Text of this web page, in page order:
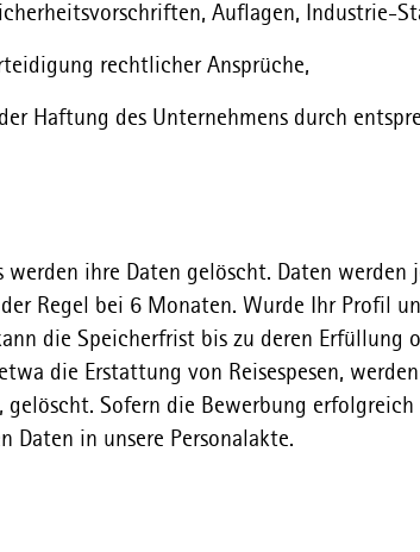
Auflagen, Industrie-
rechtlicher Ansprüche,
Haftung des Unternehmens durch
werden ihre Daten gelöscht. Daten
Regel bei 6 Monaten. Wurde Ihr Profil
die Speicherfrist bis zu deren
die Erstattung von Reisespesen,
gelöscht. Sofern die Bewerbung
Daten in unsere Personalakte.